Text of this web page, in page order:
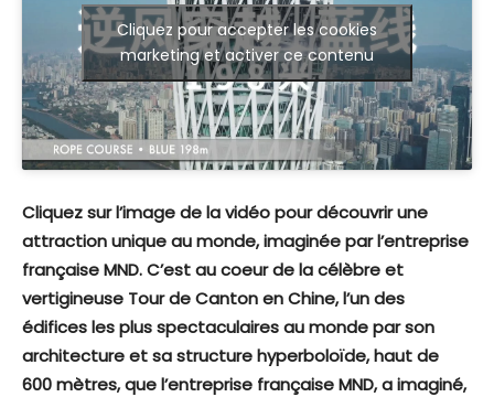
Cliquez pour accepter les cookies
marketing et activer ce contenu
Cliquez sur l’image de la vidéo pour découvrir une
attraction unique au monde, imaginée par l’entreprise
française MND. C’est au coeur de la célèbre et
vertigineuse Tour de Canton en Chine, l’un des
édifices les plus spectaculaires au monde par son
architecture et sa structure hyperboloïde, haut de
600 mètres, que l’entreprise française MND, a imaginé,